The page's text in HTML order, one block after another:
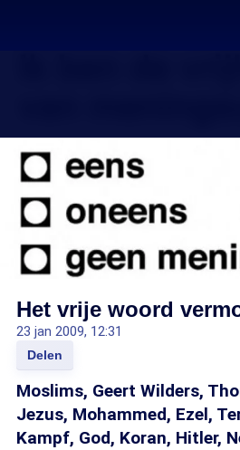
Het vrije woord
23 jan 2009, 12:31
Delen
Moslims, Geert Wilders,
Jezus, Mohammed, Ezel,
Kampf, God, Koran, Hitler,